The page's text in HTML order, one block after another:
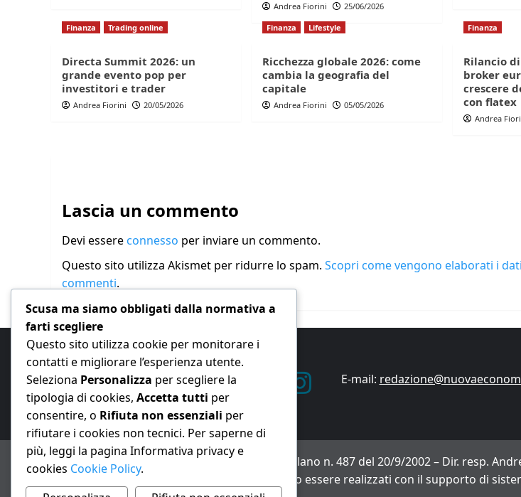
Andrea Fiorini 25/06/2026
Finanza Trading online
Directa Summit 2026: un
grande evento pop per
investitori e trader
Andrea Fiorini 20/05/2026
Finanza Lifestyle
Ricchezza globale 2026: come
cambia la geografia del
capitale
Andrea Fiorini 05/05/2026
Finanza
Rilancio
broker
crescere
con flatex
Andrea
Lascia un commento
Devi essere connesso per inviare un commento.
Questo sito utilizza Akismet per ridurre lo spam. Scopri come vengono elaborati i
commenti.
E-mail:
ANNO XXIII – Testata giornalistica reg. Trib. Milano n. 487 del 20/9/2002 – Dir. resp.
Avviso IA: alcuni articoli di questo sito possono essere realizzati con il supporto di
Scusa ma siamo obbligati dalla normativa a
farti scegliere
Questo sito utilizza cookie per monitorare i
contatti e migliorare l’esperienza utente.
Seleziona Personalizza per scegliere la
tipologia di cookies, Accetta tutti per
consentire, o Rifiuta non essenziali per
rifiutare i cookies non tecnici. Per saperne di
più, leggi la pagina Informativa privacy e
cookies Cookie Policy.